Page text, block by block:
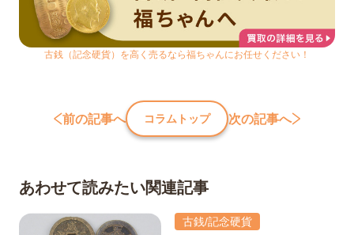
古銭（記念硬貨）を高く売るなら福ちゃんにお任せください！
前の記事へ コラムトップ 次の記事へ
あわせて読みたい関連記事
古銭/記念硬貨